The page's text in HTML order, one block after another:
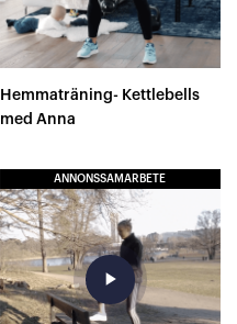
Hemmaträning- Kettlebells
med Anna
ANNONSSAMARBETE
play_arrow